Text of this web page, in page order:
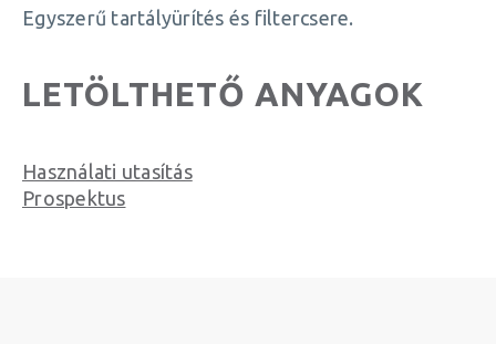
Egyszerű tartályürítés és filtercsere.
LETÖLTHETŐ ANYAGOK
Használati utasítás
Prospektus